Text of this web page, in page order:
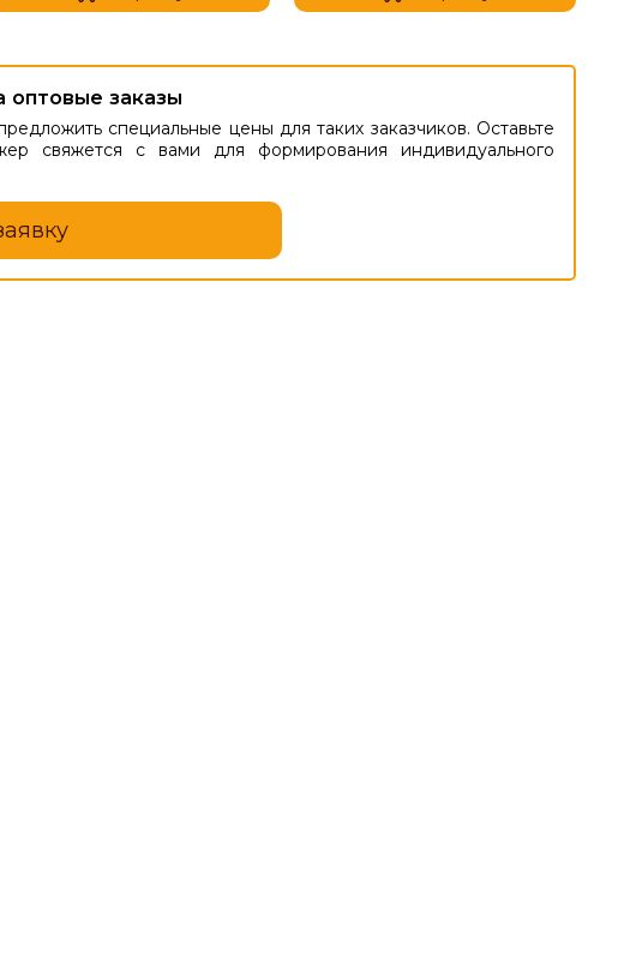
оптовые заказы
специальные цены для таких заказчиков. Оставьте
свяжется с вами для формирования индивидуального